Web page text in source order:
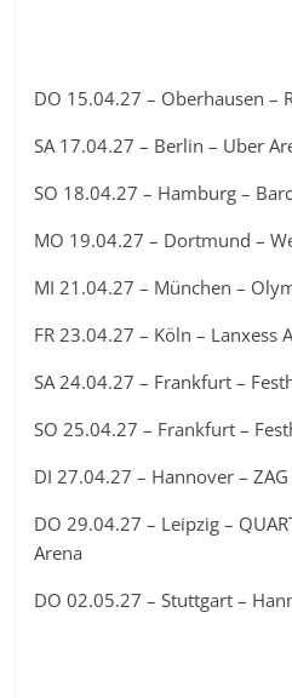
DO 15.04.27 – Oberhausen –
SA 17.04.27 – Berlin – Uber
SO 18.04.27 – Hamburg –
MO 19.04.27 – Dortmund –
MI 21.04.27 – München –
FR 23.04.27 – Köln – Lanxess
SA 24.04.27 – Frankfurt –
SO 25.04.27 – Frankfurt –
DI 27.04.27 – Hannover – ZAG
DO 29.04.27 – Leipzig –
Arena
DO 02.05.27 – Stuttgart –